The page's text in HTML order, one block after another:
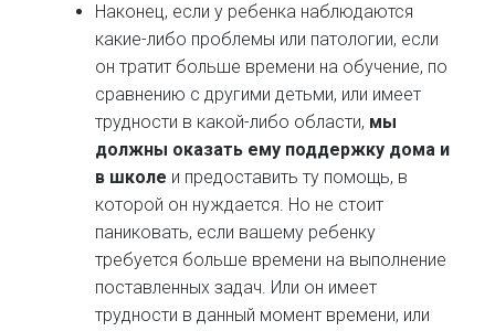
Наконец, если у ребенка наблюдаются
какие-либо проблемы или патологии, если
он тратит больше времени на обучение, по
сравнению с другими детьми, или имеет
трудности в какой-либо области, мы
должны оказать ему поддержку дома и
в школе и предоставить ту помощь, в
которой он нуждается. Но не стоит
паниковать, если вашему ребенку
требуется больше времени на выполнение
поставленных задач. Или он имеет
трудности в данный момент времени, или